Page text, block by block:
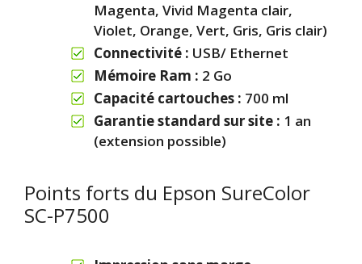
Magenta, Vivid Magenta clair,
Violet, Orange, Vert, Gris, Gris clair)
Connectivité : USB/ Ethernet
Mémoire Ram : 2 Go
Capacité cartouches : 700 ml
Garantie standard sur site : 1 an
(extension possible)
Points forts du Epson SureColor
SC-P7500